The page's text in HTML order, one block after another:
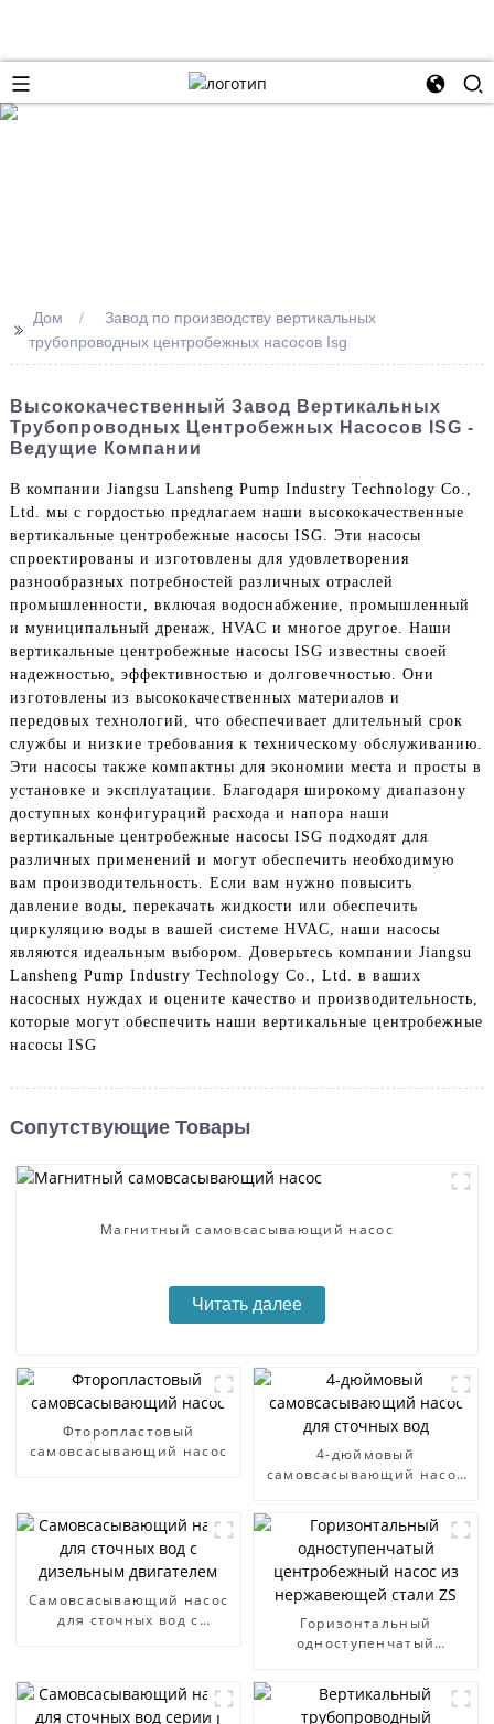
>> Дом
Завод по производству вертикальных
трубопроводных центробежных насосов Isg
Высококачественный Завод Вертикальных
Трубопроводных Центробежных Насосов ISG -
Ведущие Компании
В компании Jiangsu Lansheng Pump Industry Technology Co.,
Ltd. мы с гордостью предлагаем наши высококачественные
вертикальные центробежные насосы ISG. Эти насосы
спроектированы и изготовлены для удовлетворения
разнообразных потребностей различных отраслей
промышленности, включая водоснабжение, промышленный
и муниципальный дренаж, HVAC и многое другое. Наши
вертикальные центробежные насосы ISG известны своей
надежностью, эффективностью и долговечностью. Они
изготовлены из высококачественных материалов и
передовых технологий, что обеспечивает длительный срок
службы и низкие требования к техническому обслуживанию.
Эти насосы также компактны для экономии места и просты в
установке и эксплуатации. Благодаря широкому диапазону
доступных конфигураций расхода и напора наши
вертикальные центробежные насосы ISG подходят для
различных применений и могут обеспечить необходимую
вам производительность. Если вам нужно повысить
давление воды, перекачать жидкости или обеспечить
циркуляцию воды в вашей системе HVAC, наши насосы
являются идеальным выбором. Доверьтесь компании Jiangsu
Lansheng Pump Industry Technology Co., Ltd. в ваших
насосных нуждах и оцените качество и производительность,
которые могут обеспечить наши вертикальные центробежные
насосы ISG
Сопутствующие Товары
Магнитный самовсасывающий насос
Читать далее
Фторопластовый
самовсасывающий насос
4-дюймовый
самовсасывающий насос
Самовсасывающий насос
для сточных вод с
Горизонтальный
одноступенчатый